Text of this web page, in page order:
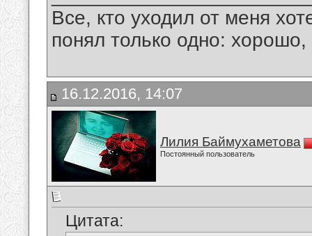
Все, кто уходил от меня
понял только одно:
16.12.2016, 14:07
Лилия Баймухаметова
Постоянный пользователь
Цитата: